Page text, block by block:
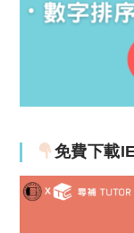
免費下載